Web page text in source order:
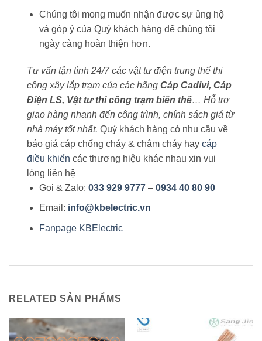
Chúng tôi mong muốn nhận được sự ủng hộ
và góp ý của Quý khách hàng để chúng tôi
ngày càng hoàn thiện hơn.
Tư vấn tận tình 24/7 các vật tư điện trung thế thi
công xây lắp trạm của các hãng Cáp Cadivi, Cáp
Điện LS, Vật tư thi công trạm biến thế… Hỗ trợ
giao hàng nhanh đến công trình, chính sách giá từ
nhà máy tốt nhất. Quý khách hàng có nhu cầu về
báo giá cáp chống cháy & chậm cháy hay cáp
điều khiển các thương hiệu khác nhau xin vui
lòng liên hệ
Gọi & Zalo: 033 929 9777 – 0934 40 80 90
Email: info@kbelectric.vn
Fanpage KBElectric
RELATED SẢN PHẨMS